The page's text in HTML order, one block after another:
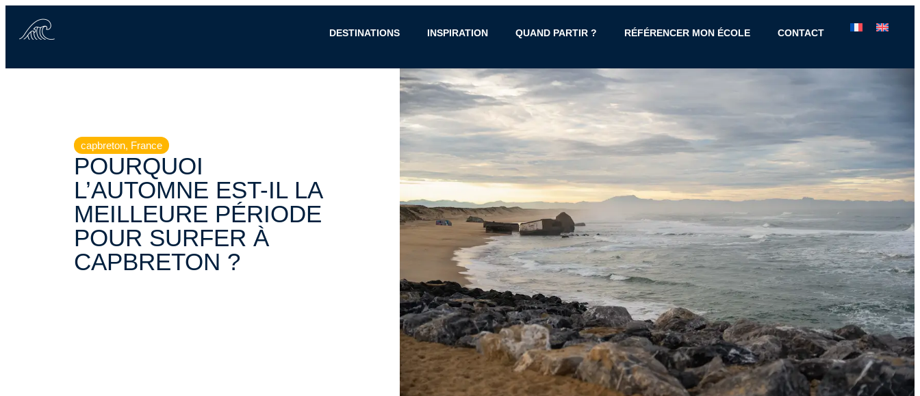
DESTINATIONS INSPIRATION QUAND PARTIR ? RÉFÉRENCER MON ÉCOLE CONTACT
capbreton, France
POURQUOI
L’AUTOMNE EST-IL LA
MEILLEURE PÉRIODE
POUR SURFER À
CAPBRETON ?